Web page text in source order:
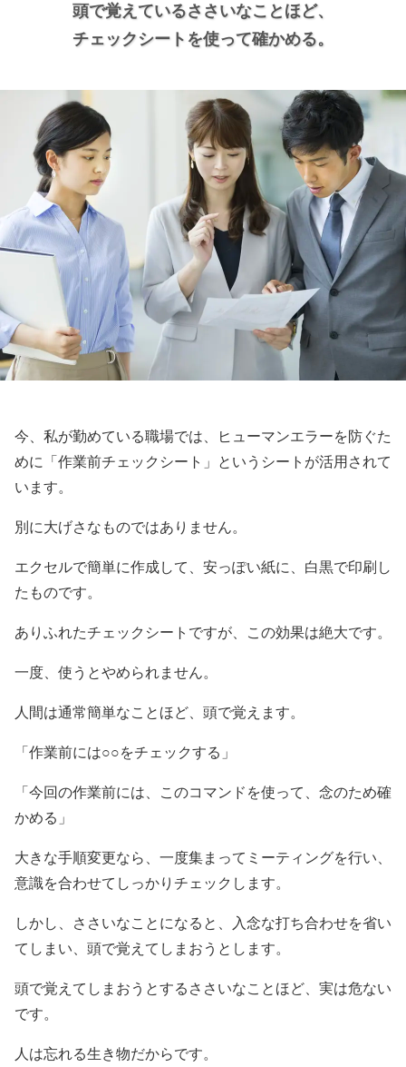
頭で覚えているささいなことほど、
チェックシートを使って確かめる。
今、私が勤めている職場では、ヒューマンエラーを防ぐた
めに「作業前チェックシート」というシートが活用されて
います。
別に大げさなものではありません。
エクセルで簡単に作成して、安っぽい紙に、白黒で印刷し
たものです。
ありふれたチェックシートですが、この効果は絶大です。
一度、使うとやめられません。
人間は通常簡単なことほど、頭で覚えます。
「作業前には○○をチェックする」
「今回の作業前には、このコマンドを使って、念のため確
かめる」
大きな手順変更なら、一度集まってミーティングを行い、
意識を合わせてしっかりチェックします。
しかし、ささいなことになると、入念な打ち合わせを省い
てしまい、頭で覚えてしまおうとします。
頭で覚えてしまおうとするささいなことほど、実は危ない
です。
人は忘れる生き物だからです。